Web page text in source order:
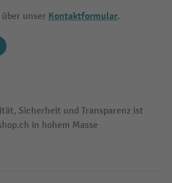
unser Kontaktformular.
Sicherheit und Transparenz ist
in hohem Masse